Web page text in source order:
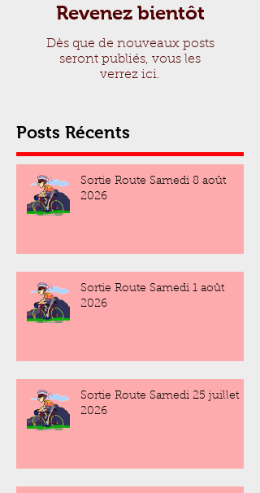
Revenez bientôt
Dès que de nouveaux posts
seront publiés, vous les
verrez ici.
Posts Récents
Sortie Route Samedi 8 août
2026
Sortie Route Samedi 1 août
2026
Sortie Route Samedi 25 juillet
2026